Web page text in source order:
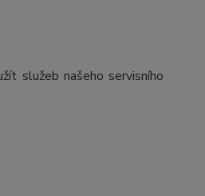
služeb našeho servisního